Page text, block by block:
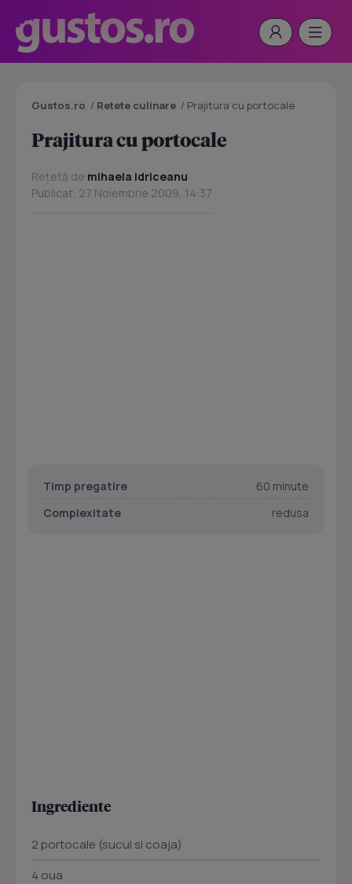
Gustos.ro / Retete culinare / Prajitura cu portocale
Prajitura cu portocale
Rețetă de mihaela idriceanu
Publicat: 27 Noiembrie 2009, 14:37
Timp pregatire
60 minute
Complexitate
redusa
Ingrediente
2 portocale (sucul si coaja)
4 oua